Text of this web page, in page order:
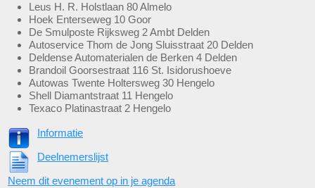
Leus H. R. Holstlaan 80 Almelo
Hoek Enterseweg 10 Goor
De Smulposte Rijksweg 2 Ambt Delden
Autoservice Thom de Jong Sluisstraat 20 Delden
Deldense Automaterialen de Berken 4 Delden
Brandoil Goorsestraat 116 St. Isidorushoeve
Autowas Twente Holtersweg 30 Hengelo
Shell Diamantstraat 11 Hengelo
Texaco Platinastraat 2 Hengelo
Informatie
Deelnemerslijst
Neem dit evenement op in je agenda